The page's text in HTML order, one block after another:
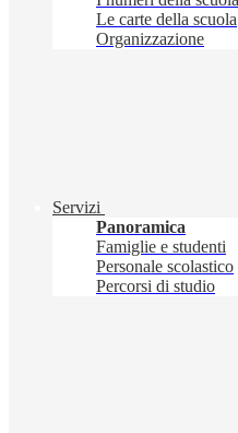
Le carte della scuola
Organizzazione
Servizi
Panoramica
Famiglie e studenti
Personale scolastico
Percorsi di studio